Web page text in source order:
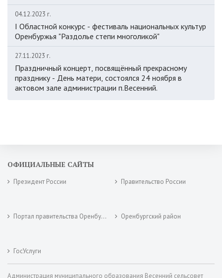
04.12.2023 г.
I Областной конкурс - фестиваль национальных культур
Оренбуржья "Раздолье степи многоликой"
27.11.2023 г.
Праздничный концерт, посвящённый прекрасному
празднику - День матери, состоялся 24 ноября в
актовом зале администрации п.Весенний.
ОФИЦИАЛЬНЫЕ САЙТЫ
Президент России Правительство России
Портал правительства Оренбургской области Оренбургский район
ГосУслуги
Администрация муниципального образования Весенний сельсовет